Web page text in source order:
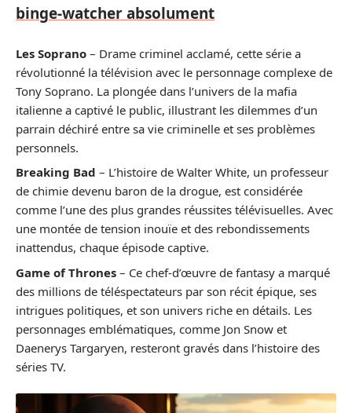
binge-watcher absolument
Les Soprano – Drame criminel acclamé, cette série a
révolutionné la télévision avec le personnage complexe de
Tony Soprano. La plongée dans l’univers de la mafia
italienne a captivé le public, illustrant les dilemmes d’un
parrain déchiré entre sa vie criminelle et ses problèmes
personnels.
Breaking Bad – L’histoire de Walter White, un professeur
de chimie devenu baron de la drogue, est considérée
comme l’une des plus grandes réussites télévisuelles. Avec
une montée de tension inouïe et des rebondissements
inattendus, chaque épisode captive.
Game of Thrones – Ce chef-d’œuvre de fantasy a marqué
des millions de téléspectateurs par son récit épique, ses
intrigues politiques, et son univers riche en détails. Les
personnages emblématiques, comme Jon Snow et
Daenerys Targaryen, resteront gravés dans l’histoire des
séries TV.